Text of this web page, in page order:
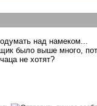
над намеком...
было выше много,
не хотят?